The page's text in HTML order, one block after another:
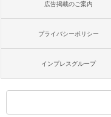
広告掲載のご案内
プライバシーポリシー
インプレスグループ